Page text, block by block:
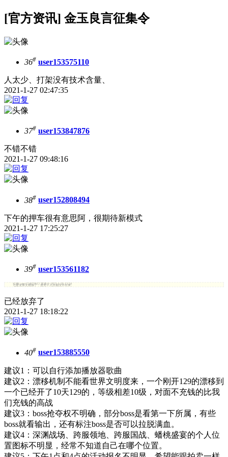
[官方资讯] 金玉良言征集令
36# user153575110
人太少、打架没有技术含量、
2021-1-27 02:47:35
37# user153847876
不错不错
2021-1-27 09:48:16
38# user152808494
下午的押车很有意思阿，很期待新模式
2021-1-27 17:25:27
39# user153561182
引用:user154023612 发表于 2021-1-25 13:54
七星龙珠太难抽了，连充十几次都没开出来。
已经放弃了
2021-1-27 18:18:22
40# user153885550
建议1：可以自行添加播放器歌曲
建议2：漂移机制不能看世界文明度来，一个刚开129的漂移到
一个已经开了10天129的，等级相差10级，对面不充钱的比我
们充钱的高战
建议3：boss抢夺权不明确，部分boss是看第一下所属，有些
boss就看输出，还有标注boss是否可以拉脱满血。
建议4：深渊战场、跨服领地、跨服国战、蟠桃盛宴的个人位
置图标不明显，经常不知道自己在哪个位置。